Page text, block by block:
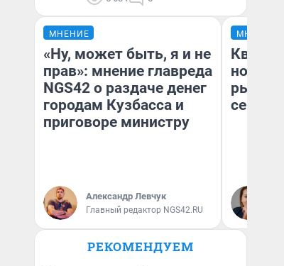
МНЕНИЕ
«Ну, может быть, я и не
прав»: мнение главреда
NGS42 о раздаче денег
городам Кузбасса и
приговоре министру
Александр Левчук
Главный редактор NGS42.RU
МНЕНИЕ
но
рынок
РЕКОМЕНДУЕМ